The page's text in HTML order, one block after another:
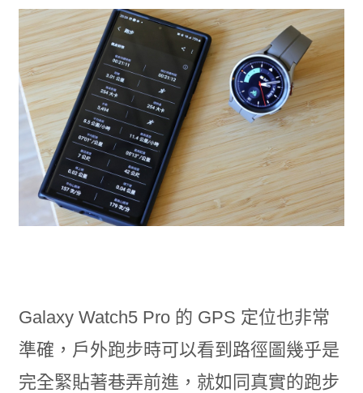
Galaxy Watch5 Pro 的 GPS 定位也非常
準確，戶外跑步時可以看到路徑圖幾乎是
完全緊貼著巷弄前進，就如同真實的跑步